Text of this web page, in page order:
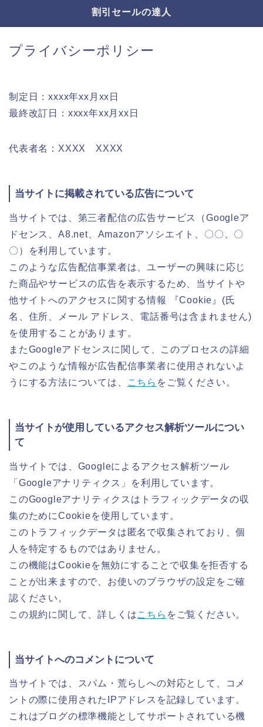
割引セールの達人
プライバシーポリシー
制定日：xxxx年xx月xx日
最終改訂日：xxxx年xx月xx日
代表者名：XXXX XXXX
当サイトに掲載されている広告について
当サイトでは、第三者配信の広告サービス（Googleア
ドセンス、A8.net、Amazonアソシエイト、〇〇、〇
〇）を利用しています。
このような広告配信事業者は、ユーザーの興味に応じ
た商品やサービスの広告を表示するため、当サイトや
他サイトへのアクセスに関する情報 『Cookie』(氏
名、住所、メール アドレス、電話番号は含まれません)
を使用することがあります。
またGoogleアドセンスに関して、このプロセスの詳細
やこのような情報が広告配信事業者に使用されないよ
うにする方法については、
こちら をご覧ください。
当サイトが使用しているアクセス解析ツールについ
て
当サイトでは、Googleによるアクセス解析ツール
「Googleアナリティクス」を利用しています。
このGoogleアナリティクスはトラフィックデータの収
集のためにCookieを使用しています。
このトラフィックデータは匿名で収集されており、個
人を特定するものではありません。
この機能はCookieを無効にすることで収集を拒否する
ことが出来ますので、お使いのブラウザの設定をご確
認ください。
この規約に関して、詳しくはこちら をご覧ください。
当サイトへのコメントについて
当サイトでは、スパム・荒らしへの対応として、コメ
ントの際に使用されたIPアドレスを記録しています。
これはブログの標準機能としてサポートされている機